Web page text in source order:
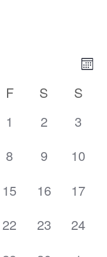
F S
S
0
1
0
2
0
3
0
8
0
9
0
10
0
15
0
16
0
17
0
22
0
23
0
24